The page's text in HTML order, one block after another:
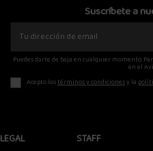
Suscríbete a
Puedes darte de baja en cualquier momento.
en el
Acepto lostérminos y condicionesy la
LEGAL STAFF